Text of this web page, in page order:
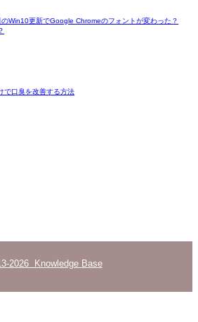
Win10更新でGoogle Chromeのフォントが変わった？
で口臭を改善する方法
2026 Knowledge Base